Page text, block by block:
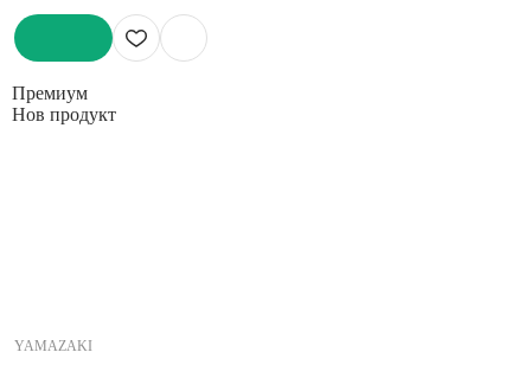
Премиум
Нов продукт
YAMAZAKI